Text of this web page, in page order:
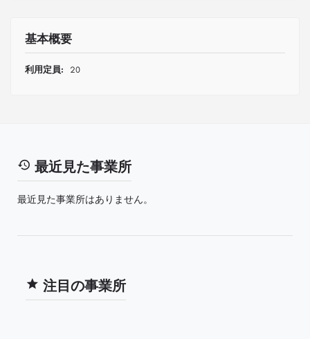
基本概要
利用定員: 20
最近見た事業所
最近見た事業所はありません。
注目の事業所